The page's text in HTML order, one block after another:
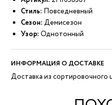
Стиль: Повседневный
Сезон: Демисезон
Узор: Однотонный
ИНФОРМАЦИЯ О ДОСТАВКЕ
Доставка из сортировочного